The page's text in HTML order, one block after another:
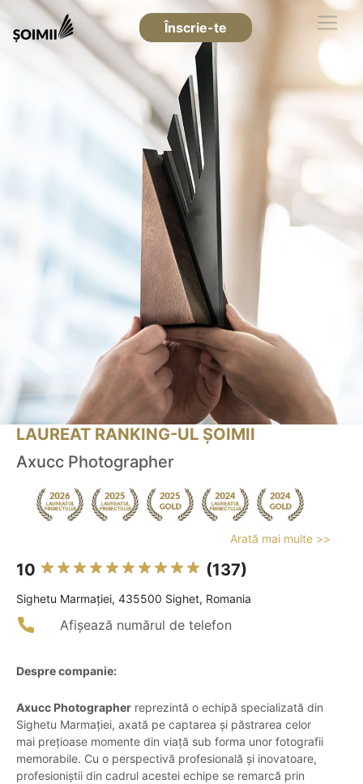
Înscrie-te
LAUREAT RANKING-UL ȘOIMII
Axucc Photographer
Arată mai multe >>
10 (137)
Sighetu Marmaţiei, 435500 Sighet, Romania
Afișează numărul de telefon
Despre companie:
Axucc Photographer reprezintă o echipă specializată din
Sighetu Marmației, axată pe captarea și păstrarea celor
mai prețioase momente din viață sub forma unor fotografii
memorabile. Cu o perspectivă profesională și inovatoare,
profesioniștii din cadrul acestei echipe se remarcă prin